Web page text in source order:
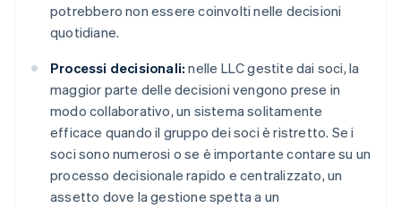
potrebbero non essere coinvolti nelle decisioni
quotidiane.
Processi decisionali: nelle LLC gestite dai soci, la
maggior parte delle decisioni vengono prese in
modo collaborativo, un sistema solitamente
efficace quando il gruppo dei soci è ristretto. Se i
soci sono numerosi o se è importante contare su un
processo decisionale rapido e centralizzato, un
assetto dove la gestione spetta a un